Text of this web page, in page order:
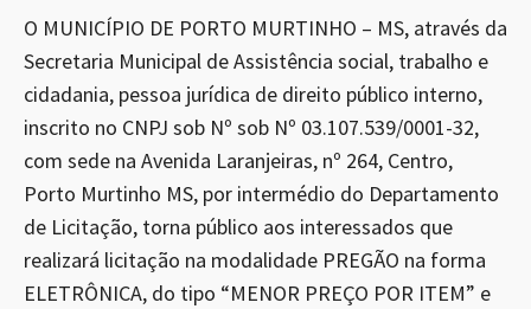
O MUNICÍPIO DE PORTO MURTINHO – MS, através da
Secretaria Municipal de Assistência social, trabalho e
cidadania, pessoa jurídica de direito público interno,
inscrito no CNPJ sob Nº sob Nº 03.107.539/0001-32,
com sede na Avenida Laranjeiras, nº 264, Centro,
Porto Murtinho MS, por intermédio do Departamento
de Licitação, torna público aos interessados que
realizará licitação na modalidade PREGÃO na forma
ELETRÔNICA, do tipo “MENOR PREÇO POR ITEM” e